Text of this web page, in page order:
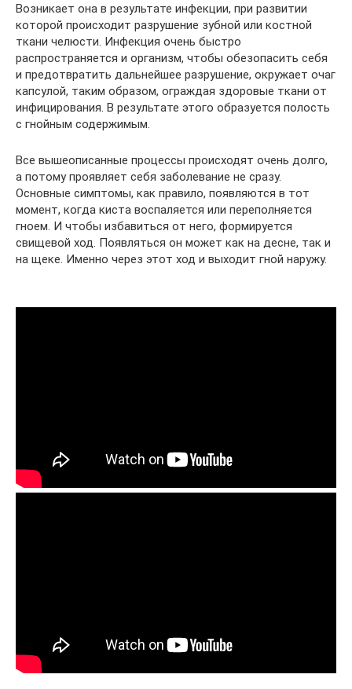
Возникает она в результате инфекции, при развитии
которой происходит разрушение зубной или костной
ткани челюсти. Инфекция очень быстро
распространяется и организм, чтобы обезопасить себя
и предотвратить дальнейшее разрушение, окружает очаг
капсулой, таким образом, ограждая здоровые ткани от
инфицирования. В результате этого образуется полость
с гнойным содержимым.
Все вышеописанные процессы происходят очень долго,
а потому проявляет себя заболевание не сразу.
Основные симптомы, как правило, появляются в тот
момент, когда киста воспаляется или переполняется
гноем. И чтобы избавиться от него, формируется
свищевой ход. Появляться он может как на десне, так и
на щеке. Именно через этот ход и выходит гной наружу.